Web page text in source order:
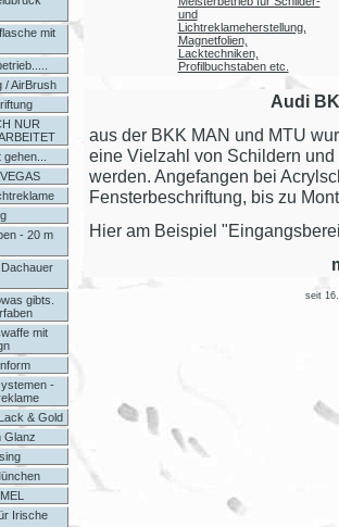
mit
/ AirBrush
NUR
- 20 m
gibts.
mit
-
& Gold
Glanz
Irische
und
Lichtreklameherstellung,
Magnetfolien,
Lacktechniken,
Profilbuchstaben etc.
Audi
aus der BKK MAN und MTU
eine Vielzahl von Schildern
werden. Angefangen bei
Fensterbeschriftung, bis zu
Hier am Beispiel
seit